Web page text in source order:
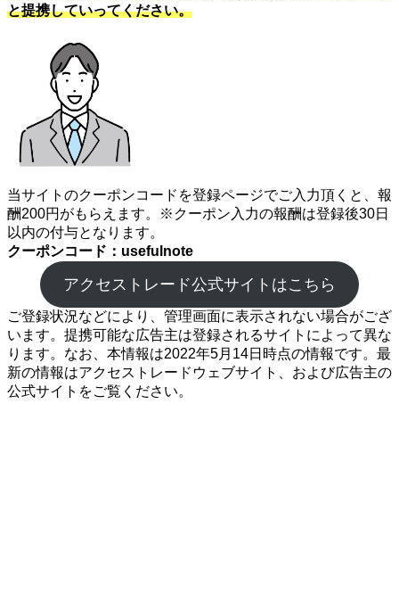
と提携していってください。
当サイトのクーポンコードを登録ページでご入力頂くと、報
酬200円がもらえます。※クーポン入力の報酬は登録後30日
以内の付与となります。
クーポンコード：usefulnote
アクセストレード公式サイトはこちら
ご登録状況などにより、管理画面に表示されない場合がござ
います。提携可能な広告主は登録されるサイトによって異な
ります。なお、本情報は2022年5月14日時点の情報です。最
新の情報はアクセストレードウェブサイト、および広告主の
公式サイトをご覧ください。